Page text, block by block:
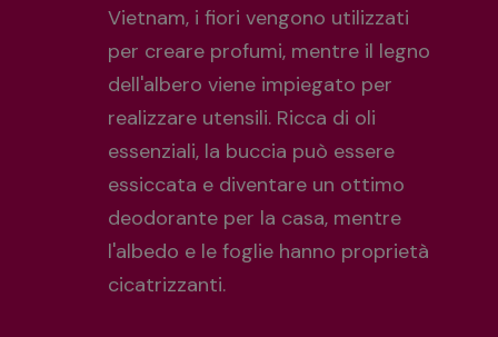
Vietnam, i fiori vengono utilizzati
per creare profumi, mentre il legno
dell'albero viene impiegato per
realizzare utensili. Ricca di oli
essenziali, la buccia può essere
essiccata e diventare un ottimo
deodorante per la casa, mentre
l'albedo e le foglie hanno proprietà
cicatrizzanti.